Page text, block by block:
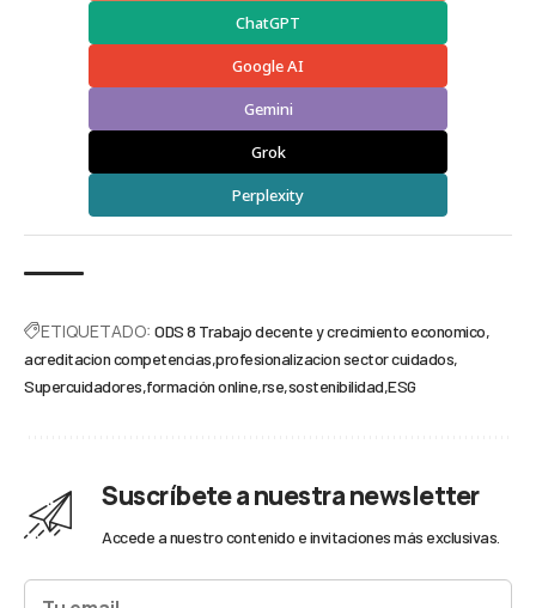
ChatGPT
Google AI
Gemini
Grok
Perplexity
ETIQUETADO: ODS 8 Trabajo decente y crecimiento economico
acreditacion competencias profesionalizacion sector cuidados
Supercuidadores formación online rse sostenibilidad ESG
Suscríbete a nuestra newsletter
Accede a nuestro contenido e invitaciones más exclusivas.